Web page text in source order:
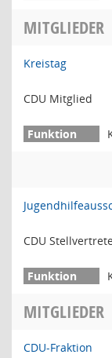
MITGLIEDER
Kreistag
CDU Mitglied
CDU
MITGLIEDER
CDU-Fraktion